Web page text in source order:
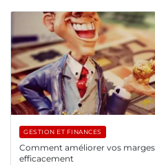
GESTION ET FINANCES
Comment améliorer vos
efficacement